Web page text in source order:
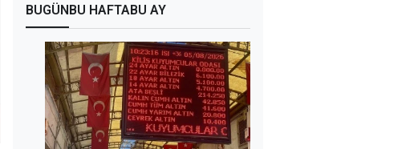
BUGÜNBU HAFTABU AY